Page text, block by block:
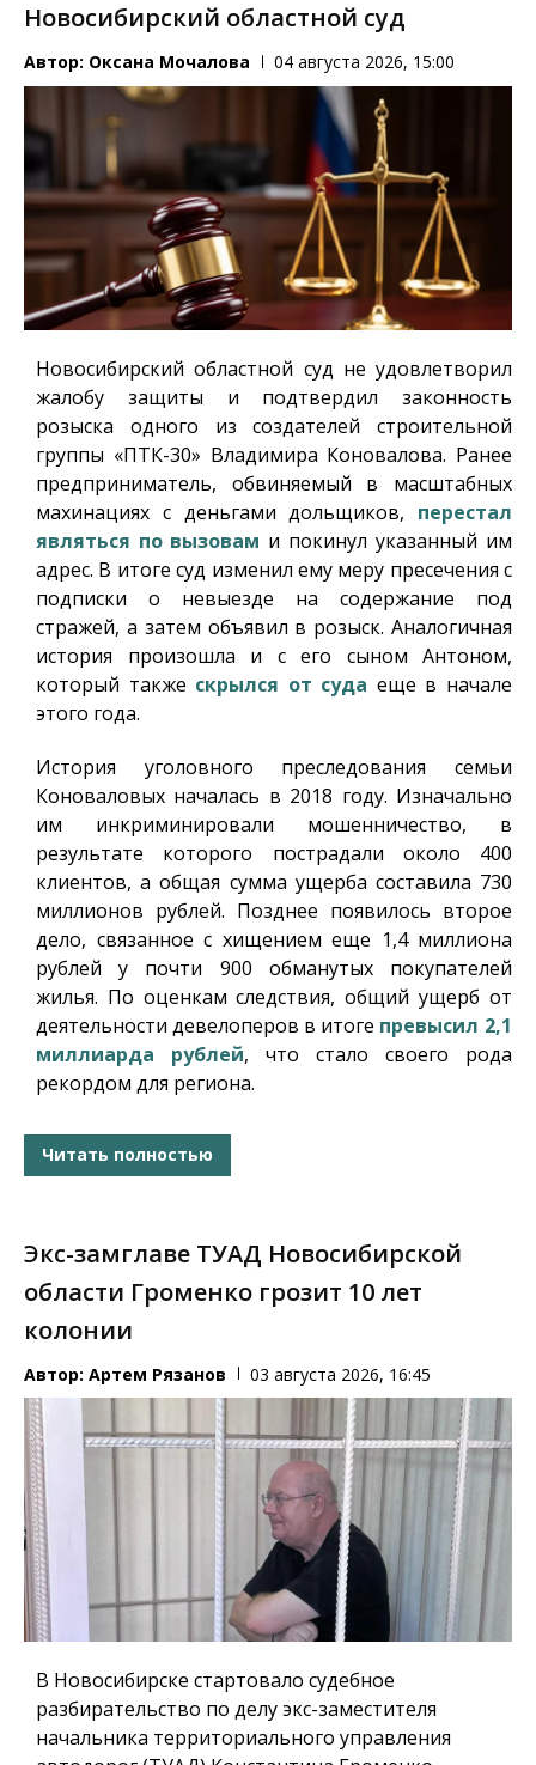
Новосибирский областной суд
Автор: Оксана Мочалова 04 августа 2026, 15:00
Новосибирский областной суд не удовлетворил
жалобу защиты и подтвердил законность
розыска одного из создателей строительной
группы «ПТК-30» Владимира Коновалова. Ранее
предприниматель, обвиняемый в масштабных
махинациях с деньгами дольщиков, перестал
являться по вызовам и покинул указанный им
адрес. В итоге суд изменил ему меру пресечения с
подписки о невыезде на содержание под
стражей, а затем объявил в розыск. Аналогичная
история произошла и с его сыном Антоном,
который также скрылся от суда еще в начале
этого года.
История уголовного преследования семьи
Коноваловых началась в 2018 году. Изначально
им инкриминировали мошенничество, в
результате которого пострадали около 400
клиентов, а общая сумма ущерба составила 730
миллионов рублей. Позднее появилось второе
дело, связанное с хищением еще 1,4 миллиона
рублей у почти 900 обманутых покупателей
жилья. По оценкам следствия, общий ущерб от
деятельности девелоперов в итоге превысил 2,1
миллиарда рублей, что стало своего рода
рекордом для региона.
Читать полностью
Экс-замглаве ТУАД Новосибирской
области Громенко грозит 10 лет
колонии
Автор: Артем Рязанов 03 августа 2026, 16:45
В Новосибирске стартовало судебное
разбирательство по делу экс-заместителя
начальника территориального управления